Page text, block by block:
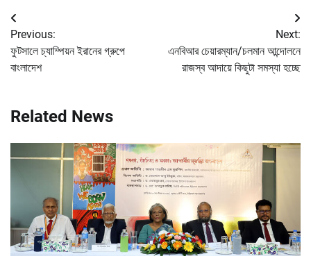
Post
navigation
Previous:
ফুটসালে চ্যাম্পিয়ন ইরানের গ্রুপে
বাংলাদেশ
Next:
এনবিআর চেয়ারম্যান/চলমান আন্দোলনে
রাজস্ব আদায়ে কিছুটা সমস্যা হচ্ছে
Related News